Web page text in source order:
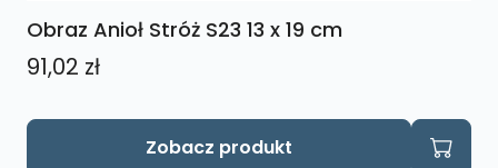
Obraz Anioł Stróż S23 13 x 19 cm
91,02 zł
Zobacz produkt